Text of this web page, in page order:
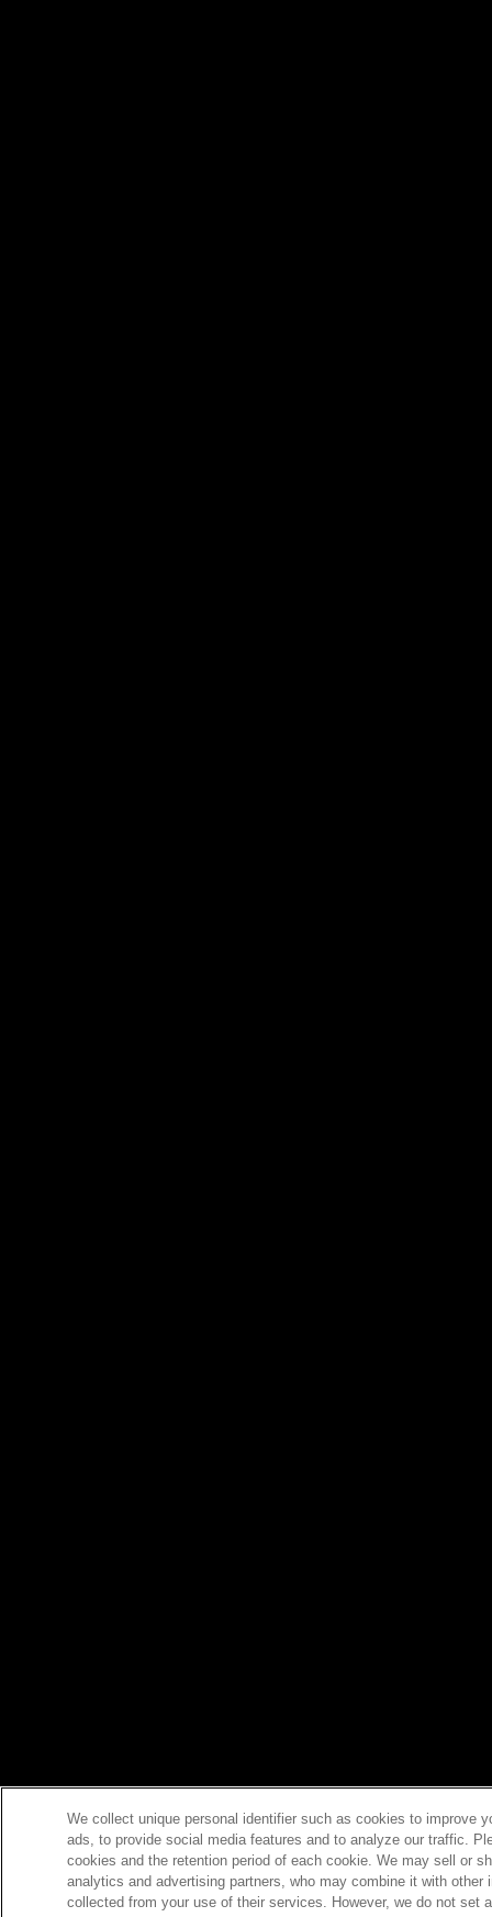
We collect unique personal identifier such as cookies to improve
ads, to provide social media features and to analyze our traffic.
cookies and the retention period of each cookie. We may sell or
analytics and advertising partners, who may combine it with
collected from your use of their services. However, we do not set